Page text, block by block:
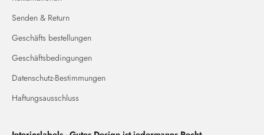
Senden & Return
Geschäfts bestellungen
Geschäftsbedingungen
Datenschutz-Bestimmungen
Haftungsausschluss